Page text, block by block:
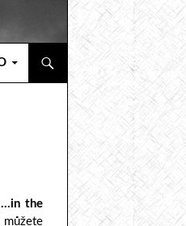
the
můžete